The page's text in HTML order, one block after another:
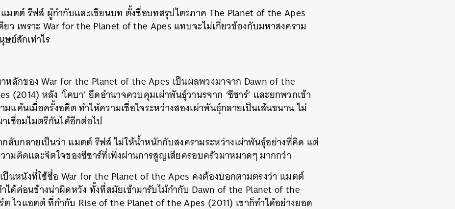
มตต์ รีฟส์ ผู้กำกับและเขียนบท ตั้งชื่อบทสรุปไตรภาค The Planet of the Apes
ยว เพราะ War for the Planet of the Apes แทบจะไม่เกี่ยวข้องกับมหาสงคราม
ย์สักเท่าไร
หลักของ War for the Planet of the Apes เป็นผลพวงมาจาก Dawn of the
(2014) หลัง ‘โคบา’ ยึดอำนาจควบคุมเผ่าพันธุ์วานรจาก ‘ซีซาร์’ และยกพวกเข้า
แค้นเมื่อครั้งอดีต ทำให้ความเชื่อใจระหว่างสองเผ่าพันธุ์กลายเป็นเส้นขนาน ไม่
เชื่อมไมตรีกันได้อีกต่อไป
ลับกลายเป็นว่า แมตต์ รีฟส์ ไม่ให้น้ำหนักกับสงครามระหว่างเผ่าพันธุ์อย่างที่คิด แต่
ามคิดและจิตใจของซีซาร์ที่เพิ่งผ่านการสูญเสียครอบครัวมาหมาดๆ มากกว่า
ป็นหนังที่ใช้ชื่อ War for the Planet of the Apes คงต้องบอกตามตรงว่า แมตต์
ด้ค่อนข้างน่าผิดหวัง ทั้งที่สมัยเข้ามารับไม้กำกับ Dawn of the Planet of the
ต ไวแอตต์ ที่กำกับ Rise of the Planet of the Apes (2011) เขาก็ทำได้อย่างยอด